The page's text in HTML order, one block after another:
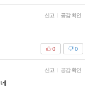
신고 | 공감 확인
0
0
신고 | 공감 확인